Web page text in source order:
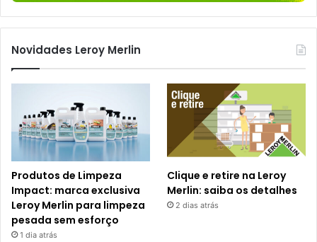
Novidades Leroy Merlin
Produtos de Limpeza
Impact: marca exclusiva
Leroy Merlin para limpeza
pesada sem esforço
1 dia atrás
Clique e retire na Leroy
Merlin: saiba os detalhes
2 dias atrás